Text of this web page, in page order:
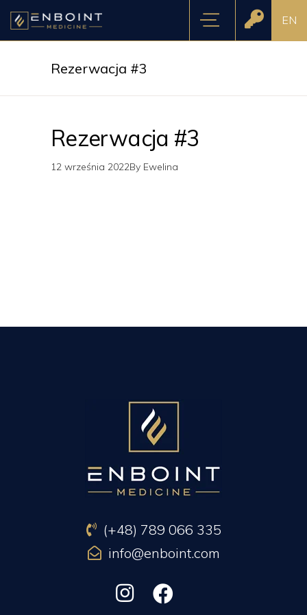
EN
Rezerwacja #3
Rezerwacja #3
12 września 2022By Ewelina
(+48) 789 066 335
info@enboint.com